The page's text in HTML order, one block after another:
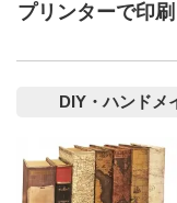
プリンターで印
DIY・ハンドメ